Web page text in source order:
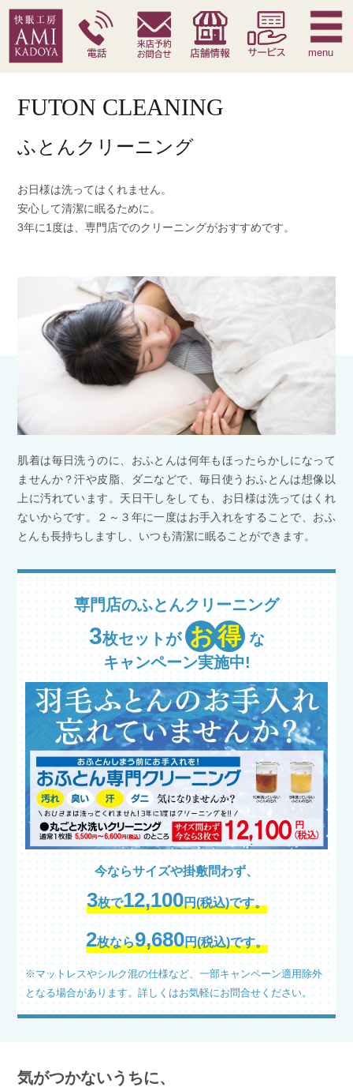
快眠枕 腰痛対策寝具 季節寝具 サービス
menu
FUTON CLEANING
ふとんクリーニング
お日様は洗ってはくれません。
安心して清潔に眠るために。
3年に1度は、専門店でのクリーニングがおすすめです。
肌着は毎日洗うのに、おふとんは何年もほったらかしになって
ませんか？汗や皮脂、ダニなどで、毎日使うおふとんは想像以
上に汚れています。 天日干しをしても、お日様は洗ってはくれ
ないからです。
２～３年に一度はお手入れをすることで、おふ
とんも長持ちしますし、 いつも清潔に眠ることができます。
専門店のふとんクリーニング
3枚セットが お得 な
キャンペーン実施中!
今ならサイズや掛敷問わず、
3枚で12,100円(税込)です。
2枚なら9,680円(税込)です。
※マットレスやシルク混の仕様など、一部キャンペーン適用除外
となる場合があります。詳しくはお気軽にお問合せください。
気がつかないうちに、